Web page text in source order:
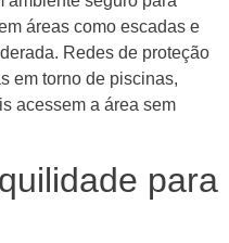
áreas como escadas e
Redes de proteção
em torno de piscinas,
acessem a área sem
para